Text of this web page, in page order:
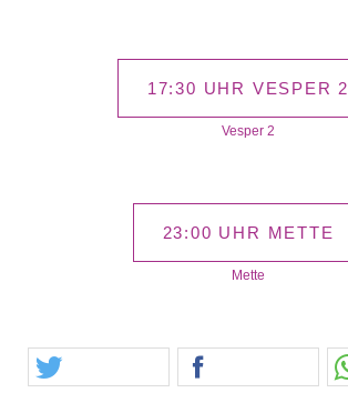
17:30 UHR VESPER 2
Vesper 2
23:00 UHR METTE
Mette